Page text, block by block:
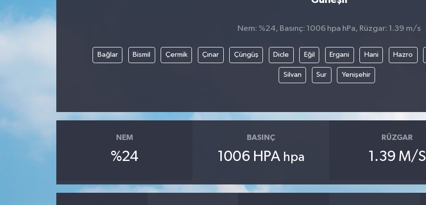
Nem: %24, Basınç: 1006 hpa hPa, Rüzgar: 1.39 m/s
Bağlar Bismil Çermik Çınar Çüngüş Dicle Eğil Ergani Hani Hazro
Silvan Sur Yenişehir
NEM
%24
BASINÇ
1006 HPA hpa
RÜZGAR
1.39 M/S
BİLİM VE TEKNOLOJİ